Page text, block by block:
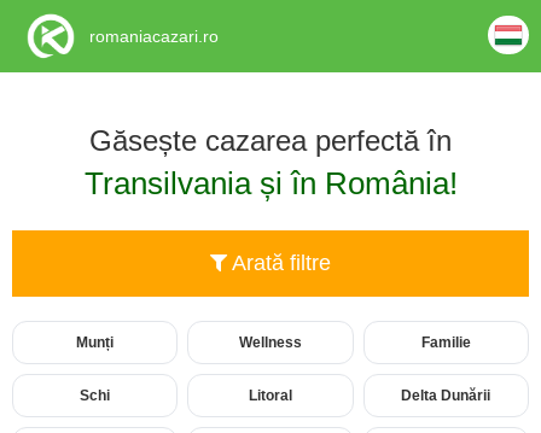
Găsește cazarea perfectă în
Transilvania și în România!
Arată filtre
Munți Wellness Familie
Schi Litoral Delta Dunării
romaniacazari.ro